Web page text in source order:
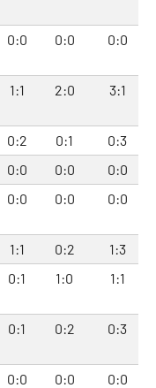
0:0 0:0 0:0
1:1 2:0 3:1
0:2 0:1
0:3
0:0 0:0
0:0
0:0 0:0 0:0
1:1 0:2
1:3
0:1 1:0 1:1
0:1 0:2 0:3
0:0 0:0 0:0